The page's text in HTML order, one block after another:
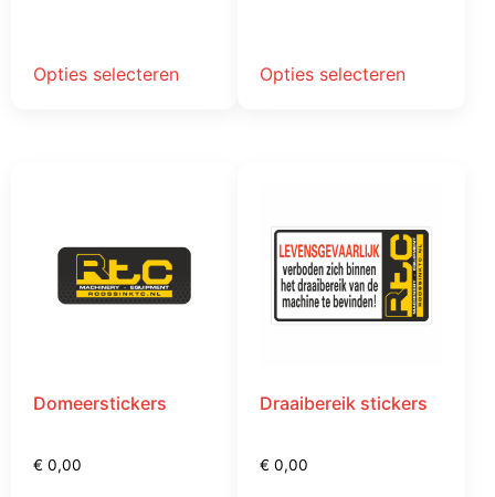
Opties selecteren Opties selecteren
Domeerstickers
€ 0,00
Draaibereik stickers
€ 0,00